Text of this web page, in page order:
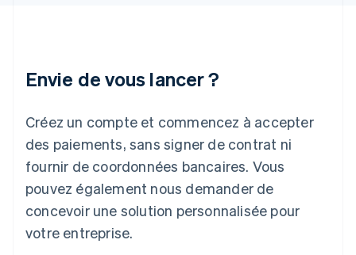
Envie de vous lancer ?
Créez un compte et commencez à accepter
des paiements, sans signer de contrat ni
fournir de coordonnées bancaires. Vous
pouvez également nous demander de
concevoir une solution personnalisée pour
votre entreprise.
Deutsch English
Luxembourg
FrançaisDeutsch English
Malaisie
English 简体中文
Malte
English
EspañolEnglish